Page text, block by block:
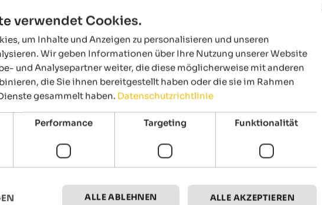
GERMAN
verwendet Cookies.
um Inhalte und Anzeigen zu personalisieren und unseren
Wir geben Informationen über Ihre Nutzung unserer Website
und Analysepartner weiter, die diese möglicherweise mit anderen
die Sie ihnen bereitgestellt haben oder die sie im Rahmen
gesammelt haben. Datenschutzrichtlinie
Performance Targeting Funktionalität
ALLE AKZEPTIEREN
ALLE ABLEHNEN